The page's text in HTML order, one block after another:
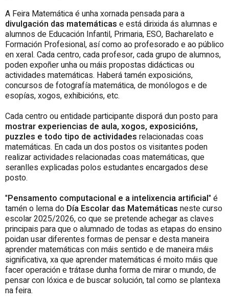
A Feira Matemática é unha xornada pensada para a
divulgación das matemáticas e está dirixida ás alumnas e
alumnos de Educación Infantil, Primaria, ESO, Bacharelato e
Formación Profesional, así como ao profesorado e ao público
en xeral. Cada centro, cada profesor, cada grupo de alumnos,
poden expoñer unha ou máis propostas didácticas ou
actividades matemáticas. Haberá tamén exposicións,
concursos de fotografía matemática, de monólogos e de
esopías, xogos, exhibicións, etc.
Cada centro ou entidade participante disporá dun posto para
mostrar experiencias de aula, xogos, exposicións,
puzzles e todo tipo de actividades relacionadas coas
matemáticas. En cada un dos postos os visitantes poden
realizar actividades relacionadas coas matemáticas, que
seranlles explicadas polos estudantes encargados dese
posto.
"Pensamento computacional e a intelixencia artificial" é
tamén o lema do Día Escolar das Matemáticas neste curso
escolar 2025/2026, co que se pretende achegar as claves
principais para que o alumnado de todas as etapas do ensino
poidan usar diferentes formas de pensar e desta maneira
aprender matemáticas con máis sentido e de maneira máis
significativa, xa que aprender matemáticas é moito máis que
facer operación e trátase dunha forma de mirar o mundo, de
pensar con lóxica e de buscar solución, tal como se plantexa
na feira.